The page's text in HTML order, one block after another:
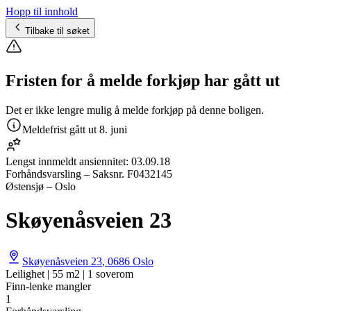
Hopp til innhold
Tilbake til søket
Fristen for å melde forkjøp har gått ut
Det er ikke lengre mulig å melde forkjøp på denne boligen.
Meldefrist gått ut 8. juni
Lengst innmeldt ansiennitet: 03.09.18
Forhåndsvarsling – Saksnr. F0432145
Østensjø – Oslo
Skøyenåsveien 23
Skøyenåsveien 23, 0686 Oslo
Leilighet | 55 m2 | 1 soverom
Finn-lenke mangler
1